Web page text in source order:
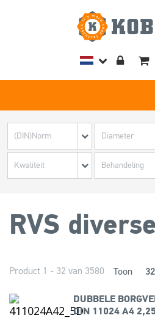
RVS
Product 1 - 32 van 3580 Toon
DUBBELE
DIN 11024 A4